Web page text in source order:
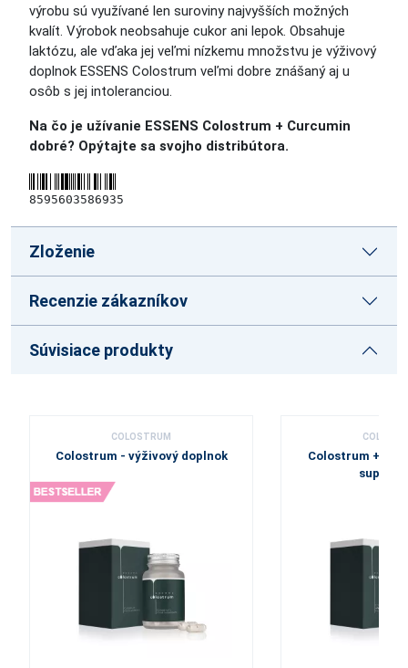
výrobu sú využívané len suroviny najvyšších možných
kvalít. Výrobok neobsahuje cukor ani lepok. Obsahuje
laktózu, ale vďaka jej veľmi nízkemu množstvu je výživový
doplnok ESSENS Colostrum veľmi dobre znášaný aj u
osôb s jej intoleranciou.
Na čo je užívanie ESSENS Colostrum + Curcumin
dobré? Opýtajte sa svojho distribútora.
8595603586935
Zloženie
Recenzie zákazníkov
Súvisiace produkty
COLOSTRUM
Colostrum - výživový doplnok
Colostrum +